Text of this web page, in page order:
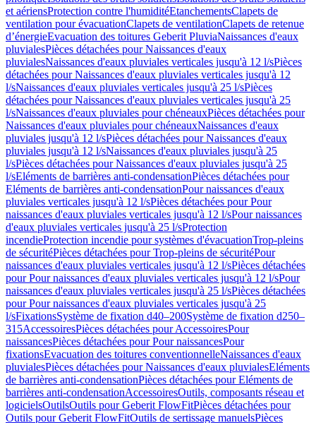
et aériensProtection contre l'humiditéEtanchementsClapets de
ventilation pour évacuationClapets de ventilationClapets de retenue
d’énergieEvacuation des toitures Geberit PluviaNaissances d'eaux
pluvialesPièces détachées pour Naissances d'eaux
pluvialesNaissances d'eaux pluviales verticales jusqu'à 12 l/sPièces
détachées pour Naissances d'eaux pluviales verticales jusqu'à 12
l/sNaissances d'eaux pluviales verticales jusqu'à 25 l/sPièces
détachées pour Naissances d'eaux pluviales verticales jusqu'à 25
l/sNaissances d'eaux pluviales pour chéneauxPièces détachées pour
Naissances d'eaux pluviales pour chéneauxNaissances d'eaux
pluviales jusqu'à 12 l/sPièces détachées pour Naissances d'eaux
pluviales jusqu'à 12 l/sNaissances d'eaux pluviales jusqu'à 25
l/sPièces détachées pour Naissances d'eaux pluviales jusqu'à 25
l/sEléments de barrières anti-condensationPièces détachées pour
Eléments de barrières anti-condensationPour naissances d'eaux
pluviales verticales jusqu'à 12 l/sPièces détachées pour Pour
naissances d'eaux pluviales verticales jusqu'à 12 l/sPour naissances
d'eaux pluviales verticales jusqu'à 25 l/sProtection
incendieProtection incendie pour systèmes d'évacuationTrop-pleins
de sécuritéPièces détachées pour Trop-pleins de sécuritéPour
naissances d'eaux pluviales verticales jusqu'à 12 l/sPièces détachées
pour Pour naissances d'eaux pluviales verticales jusqu'à 12 l/sPour
naissances d'eaux pluviales verticales jusqu'à 25 l/sPièces détachées
pour Pour naissances d'eaux pluviales verticales jusqu'à 25
l/sFixationsSystème de fixation d40–200Système de fixation d250–
315AccessoiresPièces détachées pour AccessoiresPour
naissancesPièces détachées pour Pour naissancesPour
fixationsEvacuation des toitures conventionnelleNaissances d'eaux
pluvialesPièces détachées pour Naissances d'eaux pluvialesEléments
de barrières anti-condensationPièces détachées pour Eléments de
barrières anti-condensationAccessoiresOutils, composants réseau et
logicielsOutilsOutils pour Geberit FlowFitPièces détachées pour
Outils pour Geberit FlowFitOutils de sertissage manuelsPièces